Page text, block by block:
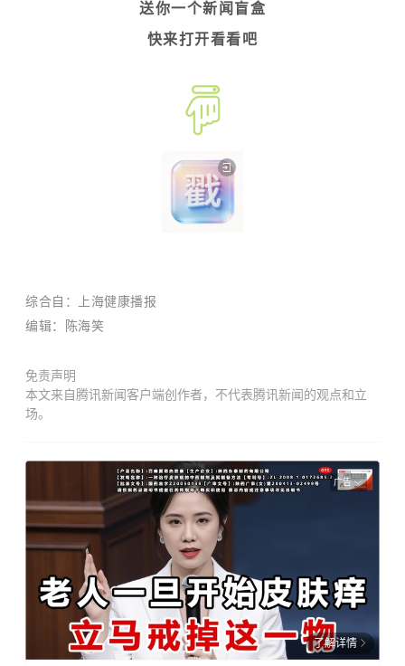
送你一个新闻盲盒
快来打开看看吧
综合自：上海健康播报
编辑：陈海笑
免责声明
本文来自腾讯新闻客户端创作者，不代表腾讯新闻的观点和立
场。
广告
了解详情